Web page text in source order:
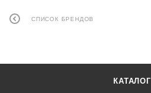
СПИСОК БРЕНДОВ
КАТАЛОГ